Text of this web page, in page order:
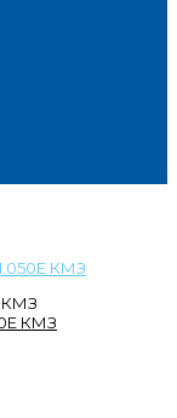
КМЗ
КМЗ